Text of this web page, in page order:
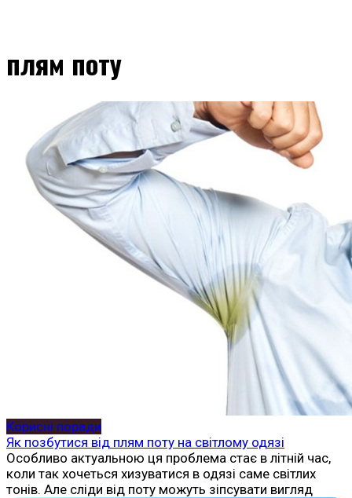
плям поту
Корисні поради
Як позбутися від плям поту на світлому одязі
Особливо актуальною ця проблема стає в літній час,
коли так хочеться хизуватися в одязі саме світлих
тонів. Але сліди від поту можуть зіпсувати вигляд